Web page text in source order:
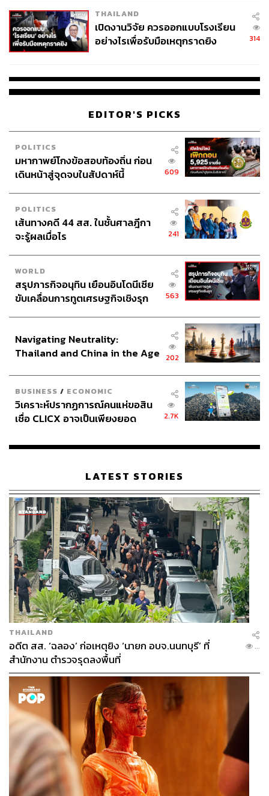
THAILAND
เปิดงานวิจัย ควรออกแบบโรงเรียน
อย่างไรเพื่อรับมือเหตุกราดยิง
314
EDITOR'S PICKS
POLITICS
มหากาพย์โกงข้อสอบท้องถิ่น ก่อน
เดินหน้าสู่จุดจบในสัปดาห์นี้
609
POLITICS
เส้นทางคดี 44 สส. ในชั้นศาลฎีกา
จะรู้ผลเมื่อไร
241
WORLD
สรุปภารกิจอนุทิน เยือนอินโดนีเซีย
ขับเคลื่อนการทูตเศรษฐกิจเชิงรุก
563
Navigating Neutrality:
Thailand and China in the Age
202
BUSINESS / ECONOMIC
วิเคราะห์ปรากฏการณ์คนแห่ขอสิน
เชื่อ CLICX อาจเป็นเพียงยอด
เรือนไทยที่ถูกซุกไว้
2.7K
LATEST STORIES
THAILAND
อดีต สส. ‘ฉลอง’ ก่อเหตุยิง ‘นายก อบจ.นนทบุรี’ ที่
สำนักงาน ตำรวจรุดลงพื้นที่
...